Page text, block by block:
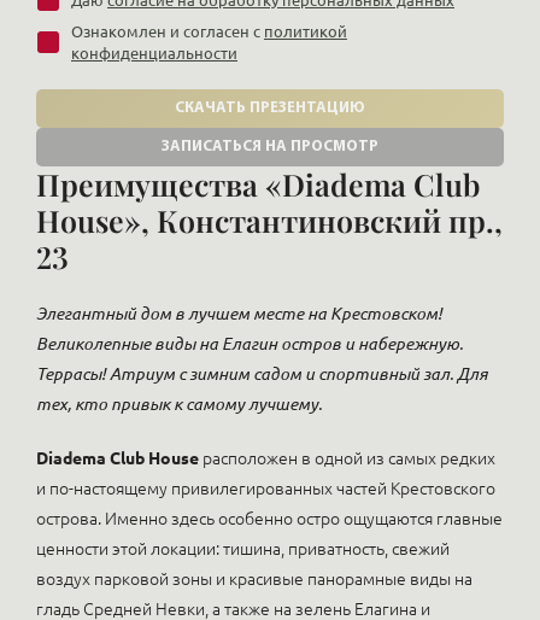
Ознакомлен и согласен с политикой
конфиденциальности
СКАЧАТЬ ПРЕЗЕНТАЦИЮ
ЗАПИСАТЬСЯ НА ПРОСМОТР
Преимущества «Diadema Club
House», Константиновский пр.,
23
Элегантный дом в лучшем месте на Крестовском!
Великолепные виды на Елагин остров и набережную.
Террасы! Атриум с зимним садом и спортивный зал. Для
тех, кто привык к самому лучшему.
Diadema Club House расположен в одной из самых редких
и по-настоящему привилегированных частей Крестовского
острова. Именно здесь особенно остро ощущаются главные
ценности этой локации: тишина, приватность, свежий
воздух парковой зоны и красивые панорамные виды на
гладь Средней Невки, а также на зелень Елагина и